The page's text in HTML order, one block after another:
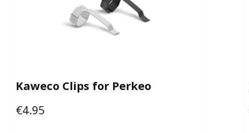
Kaweco Clips for Perkeo
Regular price:
€4.95